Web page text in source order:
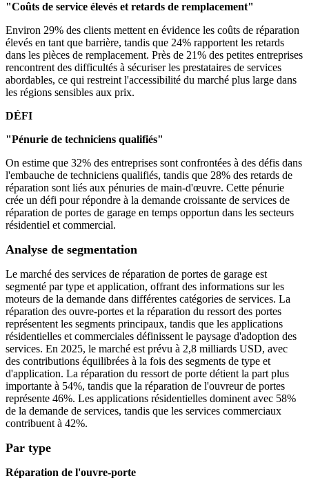
"Coûts de service élevés et retards de remplacement"
Environ 29% des clients mettent en évidence les coûts de réparation
élevés en tant que barrière, tandis que 24% rapportent les retards
dans les pièces de remplacement. Près de 21% des petites entreprises
rencontrent des difficultés à sécuriser les prestataires de services
abordables, ce qui restreint l'accessibilité du marché plus large dans
les régions sensibles aux prix.
DÉFI
"Pénurie de techniciens qualifiés"
On estime que 32% des entreprises sont confrontées à des défis dans
l'embauche de techniciens qualifiés, tandis que 28% des retards de
réparation sont liés aux pénuries de main-d'œuvre. Cette pénurie
crée un défi pour répondre à la demande croissante de services de
réparation de portes de garage en temps opportun dans les secteurs
résidentiel et commercial.
Analyse de segmentation
Le marché des services de réparation de portes de garage est
segmenté par type et application, offrant des informations sur les
moteurs de la demande dans différentes catégories de services. La
réparation des ouvre-portes et la réparation du ressort des portes
représentent les segments principaux, tandis que les applications
résidentielles et commerciales définissent le paysage d'adoption des
services. En 2025, le marché est prévu à 2,8 milliards USD, avec
des contributions équilibrées à la fois des segments de type et
d'application. La réparation du ressort de porte détient la part plus
importante à 54%, tandis que la réparation de l'ouvreur de portes
représente 46%. Les applications résidentielles dominent avec 58%
de la demande de services, tandis que les services commerciaux
contribuent à 42%.
Par type
Réparation de l'ouvre-porte